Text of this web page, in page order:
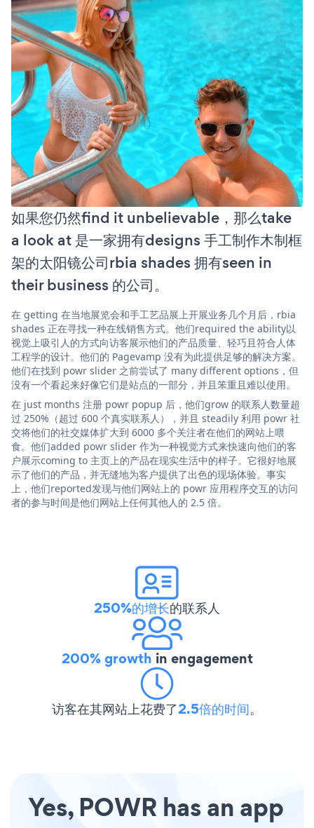
如果您仍然find it unbelievable，那么take
a look at 是一家拥有designs 手工制作木制框
架的太阳镜公司rbia shades 拥有seen in
their business 的公司。
在 getting 在当地展览会和手工艺品展上开展业务几个月后，rbia
shades 正在寻找一种在线销售方式。他们required the ability以
视觉上吸引人的方式向访客展示他们的产品质量、轻巧且符合人体
工程学的设计。他们的 Pagevamp 没有为此提供足够的解决方案。
他们在找到 powr slider 之前尝试了 many different options，但
没有一个看起来好像它们是站点的一部分，并且笨重且难以使用。
在 just months 注册 powr popup 后，他们grow 的联系人数量超
过 250%（超过 600 个真实联系人），并且 steadily 利用 powr 社
交将他们的社交媒体扩大到 6000 多个关注者在他们的网站上喂
食。他们added powr slider 作为一种视觉方式来快速向他们的客
户展示coming to 主页上的产品在现实生活中的样子。它很好地展
示了他们的产品，并无缝地为客户提供了出色的现场体验。事实
上，他们reported发现与他们网站上的 powr 应用程序交互的访问
者的参与时间是他们网站上任何其他人的 2.5 倍。
250%的增长的联系人
200% growth in engagement
访客在其网站上花费了2.5倍的时间。
Yes, POWR has an app